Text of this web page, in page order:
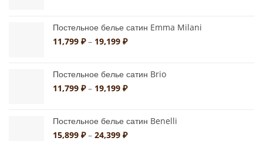
–
10,790 ₽
Постельное белье сатин Emma Milani
11,799 ₽ – 19,199 ₽Диапазон
–
19,199 ₽
Постельное белье сатин Brio
11,799 ₽ – 19,199 ₽Диапазон
–
19,199 ₽
Постельное белье сатин Benelli
15,899 ₽ – 24,399 ₽Диапазон